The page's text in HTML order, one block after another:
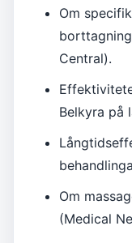
Om
Central).
Belkyra på
Om
(Medical